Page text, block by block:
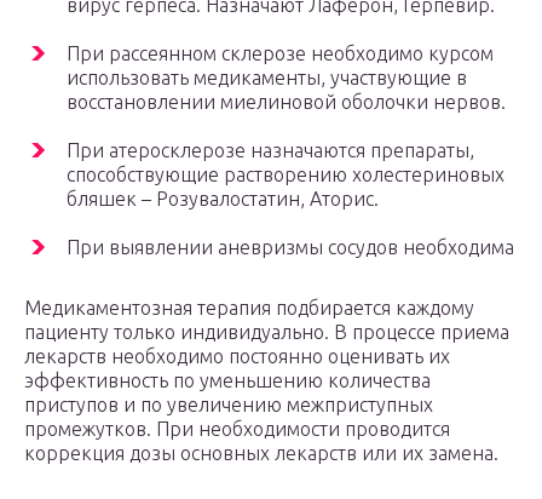
вирус герпеса. Назначают Лаферон, Герпевир.
При рассеянном склерозе необходимо курсом
использовать медикаменты, участвующие в
восстановлении миелиновой оболочки нервов.
При атеросклерозе назначаются препараты,
способствующие растворению холестериновых
бляшек – Розувалостатин, Аторис.
При выявлении аневризмы сосудов необходима
Медикаментозная терапия подбирается каждому
пациенту только индивидуально. В процессе приема
лекарств необходимо постоянно оценивать их
эффективность по уменьшению количества
приступов и по увеличению межприступных
промежутков. При необходимости проводится
коррекция дозы основных лекарств или их замена.